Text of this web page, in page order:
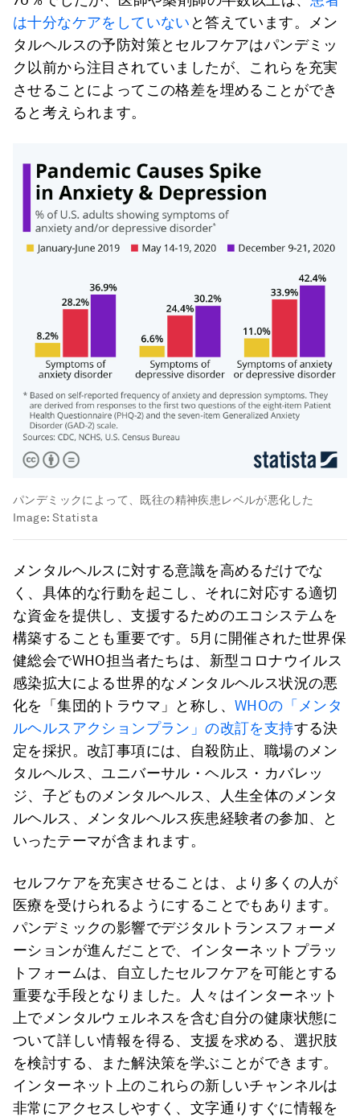
は十分なケアをしていない と答えています。メン
タルヘルスの予防対策とセルフケアはパンデミッ
ク以前から注目されていましたが、これらを充実
させることによってこの格差を埋めることができ
ると考えられます。
パンデミックによって、既往の精神疾患レベルが悪化した
Image: Statista
メンタルヘルスに対する意識を高めるだけでな
く、具体的な行動を起こし、それに対応する適切
な資金を提供し、支援するためのエコシステムを
構築することも重要です。5月に開催された世界保
健総会でWHO担当者たちは、新型コロナウイルス
感染拡大による世界的なメンタルヘルス状況の悪
化を「集団的トラウマ」と称し、 WHOの「メンタ
ルヘルスアクションプラン」の改訂を支持する決
定を採択。改訂事項には、自殺防止、職場のメン
タルヘルス、ユニバーサル・ヘルス・カバレッ
ジ、子どものメンタルヘルス、人生全体のメンタ
ルヘルス、メンタルヘルス疾患経験者の参加、と
いったテーマが含まれます。
セルフケアを充実させることは、より多くの人が
医療を受けられるようにすることでもあります。
パンデミックの影響でデジタルトランスフォーメ
ーションが進んだことで、インターネットプラッ
トフォームは、自立したセルフケアを可能とする
重要な手段となりました。人々はインターネット
上でメンタルウェルネスを含む自分の健康状態に
ついて詳しい情報を得る、支援を求める、選択肢
を検討する、また解決策を学ぶことができます。
インターネット上のこれらの新しいチャンネルは
非常にアクセスしやすく、文字通りすぐに情報を